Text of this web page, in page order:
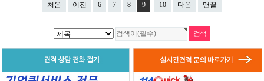
처음 이전 6 7 8 9 10 다음 맨끝